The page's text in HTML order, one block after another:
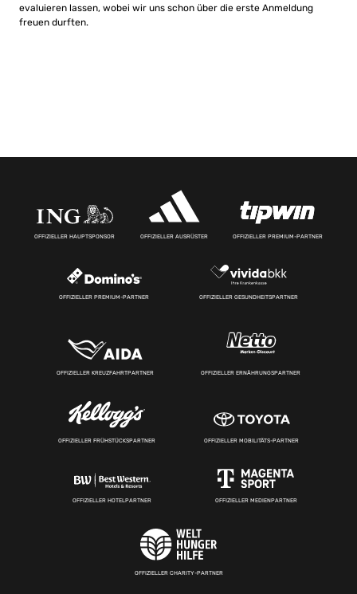
evaluieren lassen, wobei wir uns schon über die erste Anmeldung
freuen durften.
OFFIZIELLER HAUPTSPONSOR OFFIZIELLER AUSRÜSTER OFFIZIELLER PREMIUM-PARTNER
OFFIZIELLER PREMIUM-PARTNER OFFIZIELLER GESUNDHEITSPARTNER
OFFIZIELLER KREUZFAHRTPARTNER OFFIZIELLER ERNÄHRUNGSPARTNER
OFFIZIELLER FRÜHSTÜCKSPARTNER OFFIZIELLER MOBILITÄTS-PARTNER
OFFIZIELLER HOTELPARTNER OFFIZIELLER MEDIENPARTNER
OFFIZIELLER CHARITY-PARTNER